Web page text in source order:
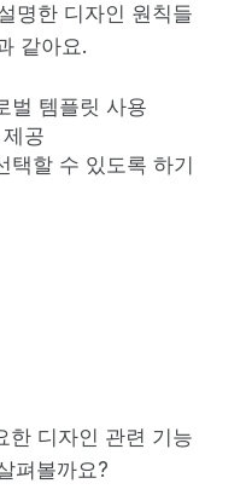
명한 디자인 원칙들
같아요.
벌 템플릿 사용
공
택할 수 있도록 하기
한 디자인 관련 기능
펴볼까요?